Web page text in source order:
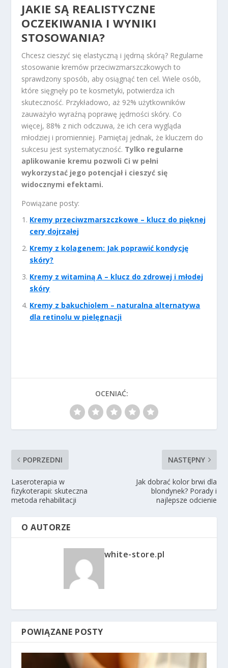
JAKIE SĄ REALISTYCZNE
OCZEKIWANIA I WYNIKI
STOSOWANIA?
Chcesz cieszyć się elastyczną i jędrną skórą? Regularne
stosowanie kremów przeciwzmarszczkowych to
sprawdzony sposób, aby osiągnąć ten cel. Wiele osób,
które sięgnęły po te kosmetyki, potwierdza ich
skuteczność. Przykładowo, aż 92% użytkowników
zauważyło wyraźną poprawę jędrności skóry. Co
więcej, 88% z nich odczuwa, że ich cera wygląda
młodziej i promienniej. Pamiętaj jednak, że kluczem do
sukcesu jest systematyczność. Tylko regularne
aplikowanie kremu pozwoli Ci w pełni
wykorzystać jego potencjał i cieszyć się
widocznymi efektami.
Powiązane posty:
Kremy przeciwzmarszczkowe – klucz do pięknej
cery dojrzałej
Kremy z kolagenem: Jak poprawić kondycję
skóry?
Kremy z witaminą A – klucz do zdrowej i młodej
skóry
Kremy z bakuchiolem – naturalna alternatywa
dla retinolu w pielęgnacji
OCENIAĆ:
POPRZEDNI
Laseroterapia w
fizykoterapii: skuteczna
metoda rehabilitacji
NASTĘPNY
Jak dobrać kolor brwi dla
blondynek? Porady i
najlepsze odcienie
O AUTORZE
white-store.pl
POWIĄZANE POSTY